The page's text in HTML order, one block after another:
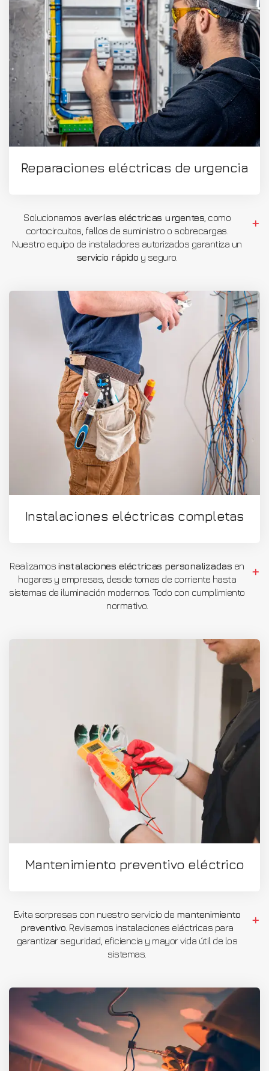
Reparaciones eléctricas de urgencia
Solucionamos averías eléctricas urgentes , como
cortocircuitos, fallos de suministro o sobrecargas.
Nuestro equipo de instaladores autorizados garantiza un
servicio rápido y seguro.
Instalaciones eléctricas completas
Realizamos instalaciones eléctricas personalizadas en
hogares y empresas, desde tomas de corriente hasta
sistemas de iluminación modernos. Todo con cumplimiento
normativo.
Mantenimiento preventivo eléctrico
Evita sorpresas con nuestro servicio de mantenimiento
preventivo . Revisamos instalaciones eléctricas para
garantizar seguridad, eficiencia y mayor vida útil de los
sistemas.